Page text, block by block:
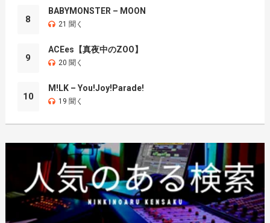
8
BABYMONSTER – MOON
21 聞く
9
ACEes【真夜中のZOO】
20 聞く
10
M!LK – You!Joy!Parade!
19 聞く